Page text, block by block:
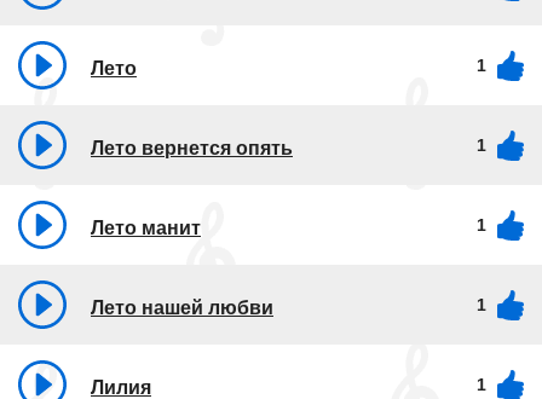
Лето 1
Лето вернется опять 1
Лето манит 1
Лето нашей любви 1
Лилия 1